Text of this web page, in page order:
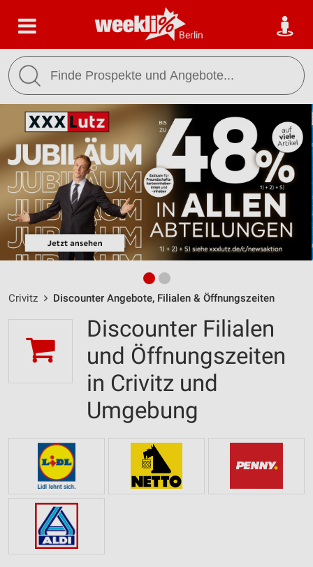
Berlin
Crivitz Discounter Angebote, Filialen & Öffnungszeiten
Discounter Filialen
und Öffnungszeiten
in Crivitz und
Umgebung